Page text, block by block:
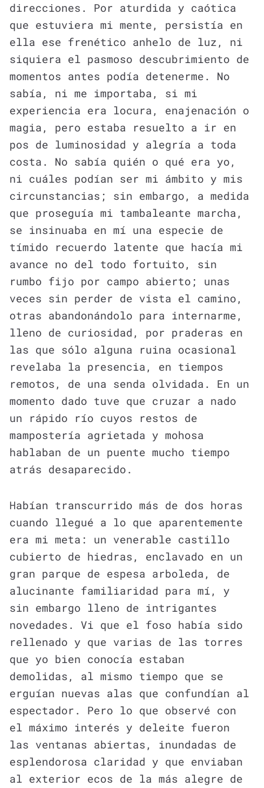
direcciones. Por aturdida y caótica
que estuviera mi mente, persistía en
ella ese frenético anhelo de luz, ni
siquiera el pasmoso descubrimiento de
momentos antes podía detenerme. No
sabía, ni me importaba, si mi
experiencia era locura, enajenación o
magia, pero estaba resuelto a ir en
pos de luminosidad y alegría a toda
costa. No sabía quién o qué era yo,
ni cuáles podían ser mi ámbito y mis
circunstancias; sin embargo, a medida
que proseguía mi tambaleante marcha,
se insinuaba en mí una especie de
tímido recuerdo latente que hacía mi
avance no del todo fortuito, sin
rumbo fijo por campo abierto; unas
veces sin perder de vista el camino,
otras abandonándolo para internarme,
lleno de curiosidad, por praderas en
las que sólo alguna ruina ocasional
revelaba la presencia, en tiempos
remotos, de una senda olvidada. En un
momento dado tuve que cruzar a nado
un rápido río cuyos restos de
mampostería agrietada y mohosa
hablaban de un puente mucho tiempo
atrás desaparecido.
Habían transcurrido más de dos horas
cuando llegué a lo que aparentemente
era mi meta: un venerable castillo
cubierto de hiedras, enclavado en un
gran parque de espesa arboleda, de
alucinante familiaridad para mí, y
sin embargo lleno de intrigantes
novedades. Vi que el foso había sido
rellenado y que varias de las torres
que yo bien conocía estaban
demolidas, al mismo tiempo que se
erguían nuevas alas que confundían al
espectador. Pero lo que observé con
el máximo interés y deleite fueron
las ventanas abiertas, inundadas de
esplendorosa claridad y que enviaban
al exterior ecos de la más alegre de